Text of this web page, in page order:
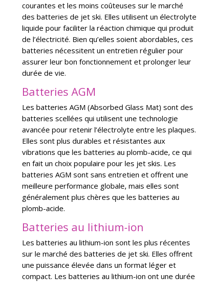
courantes et les moins coûteuses sur le marché
des batteries de jet ski. Elles utilisent un électrolyte
liquide pour faciliter la réaction chimique qui produit
de l’électricité. Bien qu’elles soient abordables, ces
batteries nécessitent un entretien régulier pour
assurer leur bon fonctionnement et prolonger leur
durée de vie.
Batteries AGM
Les batteries AGM (Absorbed Glass Mat) sont des
batteries scellées qui utilisent une technologie
avancée pour retenir l’électrolyte entre les plaques.
Elles sont plus durables et résistantes aux
vibrations que les batteries au plomb-acide, ce qui
en fait un choix populaire pour les jet skis. Les
batteries AGM sont sans entretien et offrent une
meilleure performance globale, mais elles sont
généralement plus chères que les batteries au
plomb-acide.
Batteries au lithium-ion
Les batteries au lithium-ion sont les plus récentes
sur le marché des batteries de jet ski. Elles offrent
une puissance élevée dans un format léger et
compact. Les batteries au lithium-ion ont une durée